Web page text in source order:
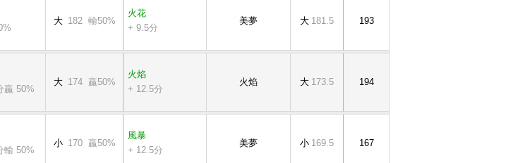
大 182 輸50%
火花
+ 9.5分
美夢 大 181.5 193
贏 50%
大 174 贏50%
火焰
+ 12.5分
火焰 大 173.5 194
輸 50%
小 170 贏50%
風暴
+ 12.5分
美夢 小 169.5 167